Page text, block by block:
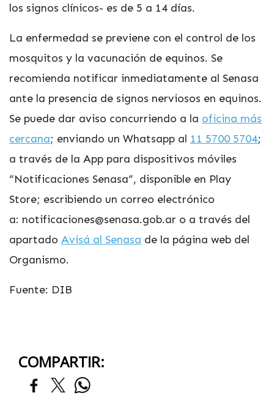
los signos clínicos- es de 5 a 14 días.
La enfermedad se previene con el control de los
mosquitos y la vacunación de equinos. Se
recomienda notificar inmediatamente al Senasa
ante la presencia de signos nerviosos en equinos.
Se puede dar aviso concurriendo a la oficina más
cercana; enviando un Whatsapp al 11 5700 5704;
a través de la App para dispositivos móviles
“Notificaciones Senasa”, disponible en Play
Store; escribiendo un correo electrónico
a: notificaciones@senasa.gob.ar o a través del
apartado Avisá al Senasa de la página web del
Organismo.
Fuente: DIB
COMPARTIR: